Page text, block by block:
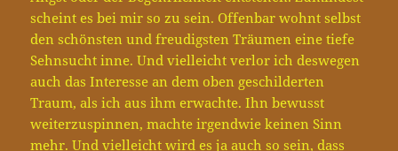
scheint es bei mir so zu sein. Offenbar wohnt selbst
den schönsten und freudigsten Träumen eine tiefe
Sehnsucht inne. Und vielleicht verlor ich deswegen
auch das Interesse an dem oben geschilderten
Traum, als ich aus ihm erwachte. Ihn bewusst
weiterzuspinnen, machte irgendwie keinen Sinn
mehr. Und vielleicht wird es ja auch so sein, dass